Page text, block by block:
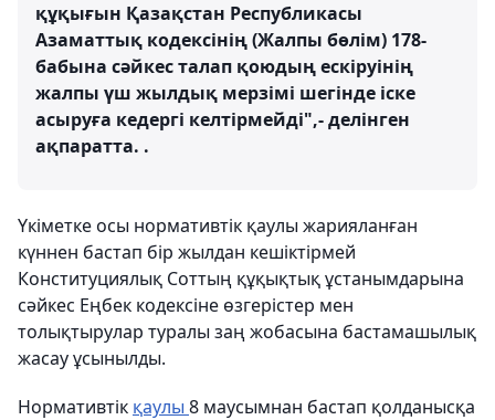
құқығын Қазақстан Республикасы
Азаматтық кодексінің (Жалпы бөлім) 178-
бабына сәйкес талап қоюдың ескіруінің
жалпы үш жылдық мерзімі шегінде іске
асыруға кедергі келтірмейді",- делінген
ақпаратта. .
Үкіметке осы нормативтік қаулы жарияланған
күннен бастап бір жылдан кешіктірмей
Конституциялық Соттың құқықтық ұстанымдарына
сәйкес Еңбек кодексіне өзгерістер мен
толықтырулар туралы заң жобасына бастамашылық
жасау ұсынылды.
Нормативтік қаулы 8 маусымнан бастап қолданысқа